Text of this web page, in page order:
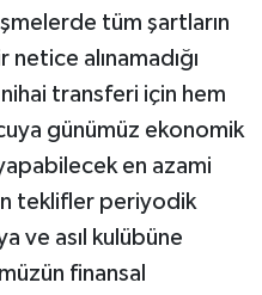
tüm şartların
alınamadığı
transferi için hem
günümüz ekonomik
en azami
teklifler periyodik
ve asıl kulübüne
finansal